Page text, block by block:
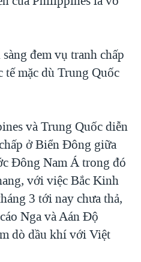
đem vụ tranh chấp
tế mặc dù Trung Quốc
và Trung Quốc diễn
ở Biển Đông giữa
Đông Nam Á trong đó
với việc Bắc Kinh
3 tới nay chưa thả,
Nga và Aán Độ
dò dầu khí với Việt